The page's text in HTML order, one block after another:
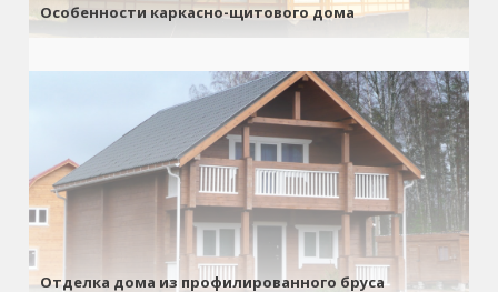
Особенности каркасно-щитового дома
Отделка дома из профилированного бруса